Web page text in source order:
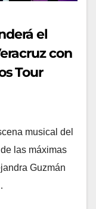
el
con
Tour
musical del
las máximas
Guzmán